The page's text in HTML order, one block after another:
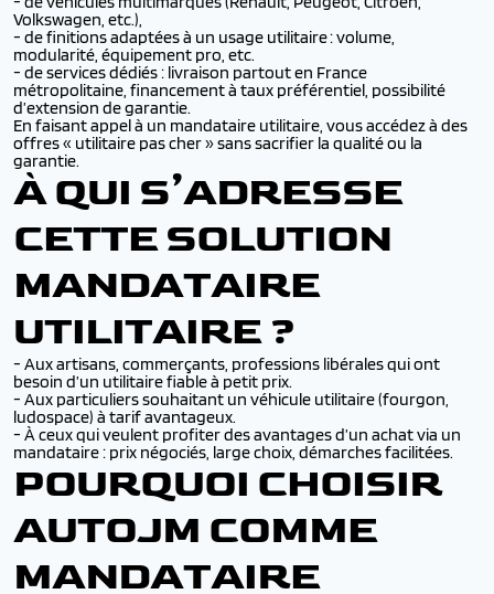
Volkswagen, etc.),
- de finitions adaptées à un usage utilitaire : volume,
modularité, équipement pro, etc.
- de services dédiés : livraison partout en France
métropolitaine, financement à taux préférentiel, possibilité
d’extension de garantie.
En faisant appel à un mandataire utilitaire, vous accédez à des
offres « utilitaire pas cher » sans sacrifier la qualité ou la
garantie.
À QUI S’ADRESSE
CETTE SOLUTION
MANDATAIRE
UTILITAIRE ?
- Aux artisans, commerçants, professions libérales qui ont
besoin d’un utilitaire fiable à petit prix.
- Aux particuliers souhaitant un véhicule utilitaire (fourgon,
ludospace) à tarif avantageux.
- À ceux qui veulent profiter des avantages d’un achat via un
mandataire : prix négociés, large choix, démarches facilitées.
POURQUOI CHOISIR
AUTOJM COMME
MANDATAIRE